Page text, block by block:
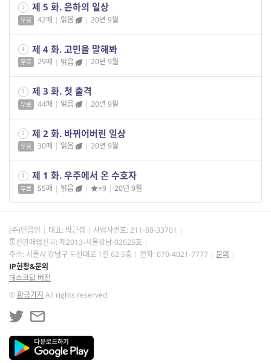
5 제 5 화. 은하의 일상
무료 42매 | 읽음 | 20년 9월
4 제 4 화. 고민을 말해봐
무료 29매 | 읽음 | 20년 9월
3 제 3 화. 첫 출격
무료 44매 | 읽음 | 20년 9월
2 제 2 화. 바뀌어버린 일상
무료 30매 | 읽음 | 20년 9월
1 제 1 화. 우주에서 온 수호자
무료 55매 | 읽음 | ×9 | 20년 9월
(주)민음인 대표: 박근섭 사업자번호: 211-88-33701
통신판매업신고: 제2013-서울강남-02625호
주소: 서울시 강남구 도산대로 1길 62 5층
전화: 070-4021-7777
문의
IP현황&문의
데스크탑 버전
©황금가지 All rights reserved.